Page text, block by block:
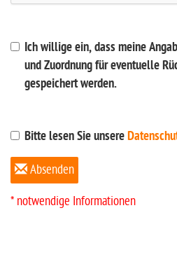
Ich willige ein, dass meine
und Zuordnung für eventuelle
gespeichert werden.
Bitte lesen Sie unsere
Absenden
* notwendige Informationen